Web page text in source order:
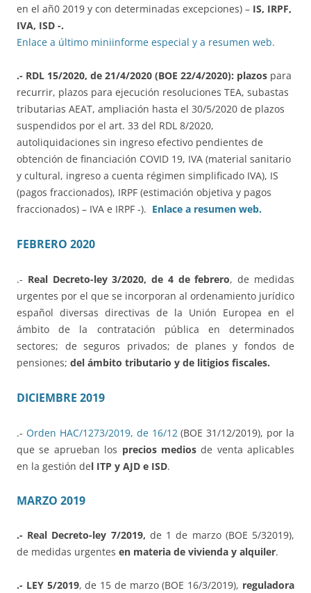
en el añ0 2019 y con determinadas excepciones) – IS, IRPF,
IVA, ISD -.
Enlace a último miniinforme especial y a resumen web.
.- RDL 15/2020, de 21/4/2020 (BOE 22/4/2020): plazos para
recurrir, plazos para ejecución resoluciones TEA, subastas
tributarias AEAT, ampliación hasta el 30/5/2020 de plazos
suspendidos por el art. 33 del RDL 8/2020,
autoliquidaciones sin ingreso efectivo pendientes de
obtención de financiación COVID 19, IVA (material sanitario
y cultural, ingreso a cuenta régimen simplificado IVA), IS
(pagos fraccionados), IRPF (estimación objetiva y pagos
fraccionados) – IVA e IRPF -). Enlace a resumen web.
FEBRERO 2020
.- Real Decreto-ley 3/2020, de 4 de febrero, de medidas
urgentes por el que se incorporan al ordenamiento jurídico
español diversas directivas de la Unión Europea en el
ámbito de la contratación pública en determinados
sectores; de seguros privados; de planes y fondos de
pensiones; del ámbito tributario y de litigios fiscales.
DICIEMBRE 2019
.- Orden HAC/1273/2019, de 16/12(BOE 31/12/2019), por la
que se aprueban los precios mediosde venta aplicables
en la gestión del ITP y AJD e ISD.
MARZO 2019
.- Real Decreto-ley 7/2019, de 1 de marzo (BOE 5/32019),
de medidas urgentes en materia de vivienda y alquiler.
.- LEY 5/2019, de 15 de marzo (BOE 16/3/2019), reguladora